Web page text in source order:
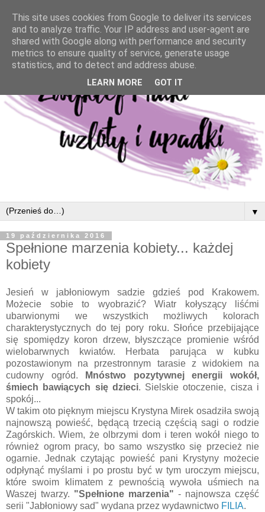
▼
19 października 2016
Spełnione marzenia kobiety... każdej
kobiety
Jesień w jabłoniowym sadzie gdzieś pod Krakowem.
Możecie sobie to wyobrazić? Wiatr kołyszący liśćmi
ubarwionymi we wszystkich możliwych kolorach
charakterystycznych do tej pory roku. Słońce przebijające
się spomiędzy koron drzew, błyszczące promienie wśród
wielobarwnych kwiatów. Herbata parująca w kubku
pozostawionym na przestronnym tarasie z widokiem na
cudowny ogród.
Mnóstwo pozytywnej energii wokół,
śmiech bawiących się dzieci. Sielskie otoczenie, cisza i
spokój...
W takim oto pięknym miejscu Krystyna Mirek osadziła swoją
najnowszą powieść, będącą trzecią częścią sagi o rodzie
Zagórskich. Wiem, że olbrzymi dom i teren wokół niego to
również ogrom pracy, bo samo wszystko się przecież nie
ogarnie. Jednak czytając powieść pani Krystyny możecie
odpłynąć myślami i po prostu być w tym uroczym miejscu,
które swoim klimatem z pewnością wywoła uśmiech na
Waszej twarzy. "Spełnione marzenia" - najnowsza część
serii "Jabłoniowy sad" wydana przez wydawnictwo FILIA.
This site uses cookies from Google to deliver its services
and to analyze traffic. Your IP address and user-agent are
shared with Google along with performance and security
metrics to ensure quality of service, generate usage
statistics, and to detect and address abuse.
LEARN MORE GOT IT